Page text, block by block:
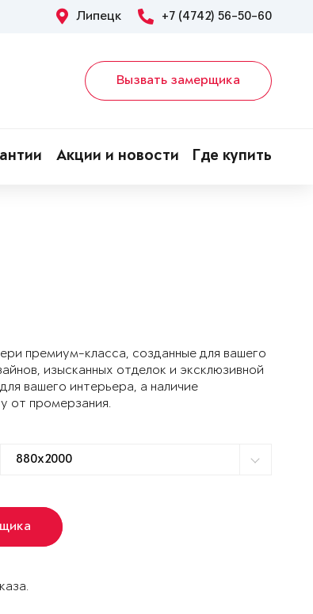
Липецк +7 (4742) 56-50-60
Вызвать замерщика
Акции и новости Где купить
премиум-класса, созданные для вашего
изысканных отделок и эксклюзивной
вашего интерьера, а наличие
от промерзания.